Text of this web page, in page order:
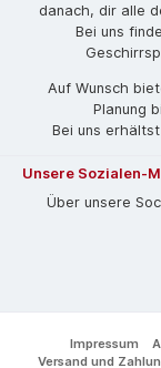
danach, dir alle
Bei uns
Auf Wunsch
Planung
Bei uns
Unsere Sozialen-
Über unsere
Impressum
Versand und